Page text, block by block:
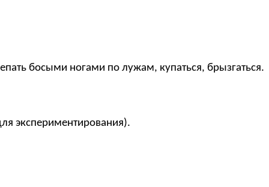
босыми ногами по лужам, купаться, брызгаться.
экспериментирования).